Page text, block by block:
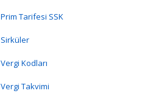
Prim Tarifesi SSK
Sirküler
Vergi Kodları
Vergi Takvimi